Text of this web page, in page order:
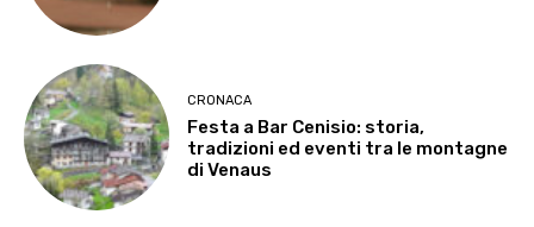
CRONACA
Festa a Bar Cenisio: storia,
tradizioni ed eventi tra le montagne
di Venaus